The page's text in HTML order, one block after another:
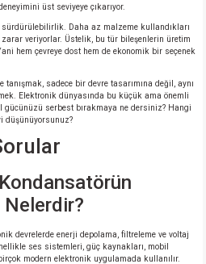
üst seviyeye çıkarıyor.
Daha az malzeme kullandıkları
veriyorlar. Üstelik, bu tür bileşenlerin üretim
hem çevreye dost hem de ekonomik bir seçenek
sadece bir devre tasarımına değil, aynı
Elektronik dünyasında bu küçük ama önemli
serbest bırakmaya ne dersiniz? Hangi
düşünüyorsunuz?
Nelerdir?
devrelerde enerji depolama, filtreleme ve voltaj
ses sistemleri, güç kaynakları, mobil
modern elektronik uygulamada kullanılır.